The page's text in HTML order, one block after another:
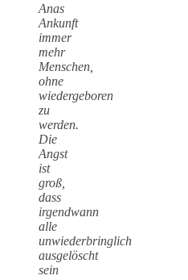
Anas
Ankunft
immer
mehr
Menschen,
ohne
wiedergeboren
zu
werden.
Die
Angst
ist
groß,
dass
irgendwann
alle
unwiederbringlich
ausgelöscht
sein